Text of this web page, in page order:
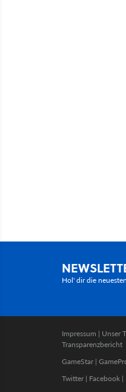
Hol' dir die
Impressum | Unser
Transparenzbericht
GameStar |
Twitter | Facebook |